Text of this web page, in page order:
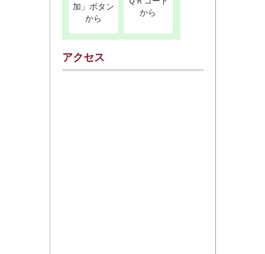
加」ボタン
から
から
アクセス